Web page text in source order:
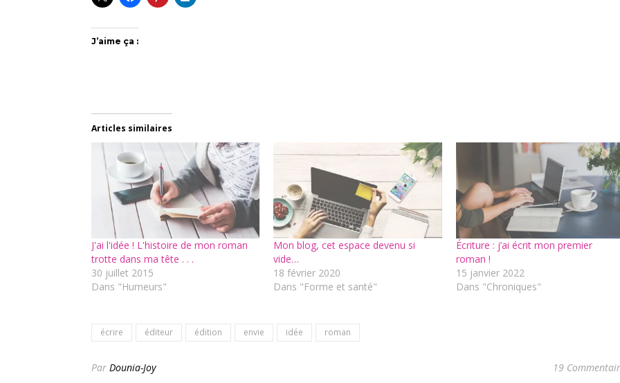
J’aime ça :
Articles similaires
J'ai l'idée ! L'histoire de mon roman
trotte dans ma tête . . .
30 juillet 2015
Dans "Humeurs"
Mon blog, cet espace devenu si
vide…
18 février 2020
Dans "Forme et santé"
Écriture : j’ai écrit mon premier
roman !
15 janvier 2022
Dans "Chroniques"
écrire éditeur édition envie idée roman
Par Dounia-Joy 19